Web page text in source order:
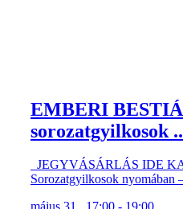
EMBERI
sorozatgyilkosok
JEGYVÁSÁRLÁS IDE
Sorozatgyilkosok nyomában